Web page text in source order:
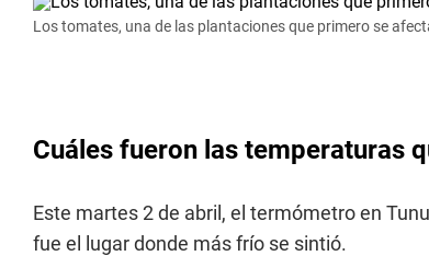
Los tomates, una de las plantaciones que primero se
Cuáles fueron las temperaturas
Este martes 2 de abril, el termómetro en
fue el lugar donde más frío se sintió.